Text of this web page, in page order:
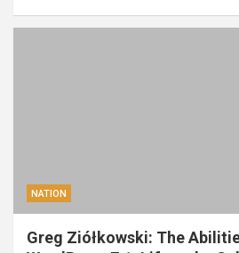
NATION
Greg Ziółkowski: The